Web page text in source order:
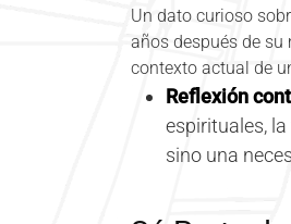
Un dato curioso
años después de su
contexto actual de
Reflexión
espirituales,
sino una